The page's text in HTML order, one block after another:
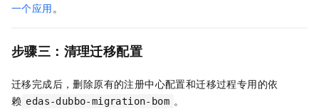
一个应用。
步骤三：清理迁移配置
迁移完成后，删除原有的注册中心配置和迁移过程专用的依
赖 edas-dubbo-migration-bom 。